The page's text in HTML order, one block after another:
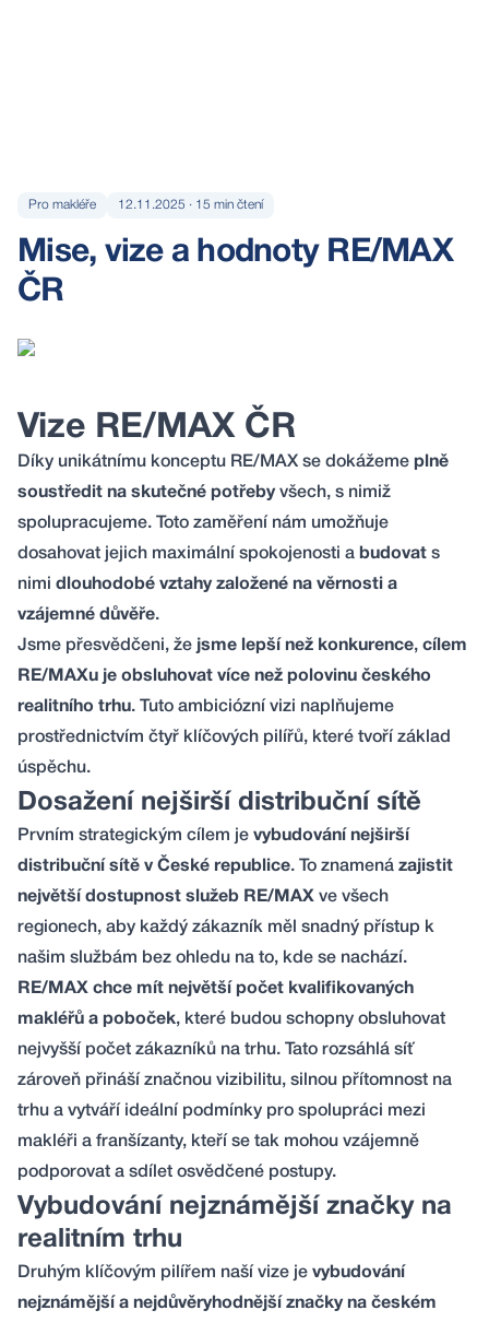
Pro makléře 12.11.2025 · 15 min čtení
Mise, vize a hodnoty RE/MAX
ČR
Vize RE/MAX ČR
Díky unikátnímu konceptu RE/MAX se dokážeme plně
soustředit na skutečné potřeby všech, s nimiž
spolupracujeme. Toto zaměření nám umožňuje
dosahovat jejich maximální spokojenosti a budovat s
nimi dlouhodobé vztahy založené na věrnosti a
vzájemné důvěře.
Jsme přesvědčeni, že jsme lepší než konkurence, cílem
RE/MAXu je obsluhovat více než polovinu českého
realitního trhu. Tuto ambiciózní vizi naplňujeme
prostřednictvím čtyř klíčových pilířů, které tvoří základ
úspěchu.
Dosažení nejširší distribuční sítě
Prvním strategickým cílem je vybudování nejširší
distribuční sítě v České republice. To znamená zajistit
největší dostupnost služeb RE/MAX ve všech
regionech, aby každý zákazník měl snadný přístup k
našim službám bez ohledu na to, kde se nachází.
RE/MAX chce mít největší počet kvalifikovaných
makléřů a poboček, které budou schopny obsluhovat
nejvyšší počet zákazníků na trhu. Tato rozsáhlá síť
zároveň přináší značnou vizibilitu, silnou přítomnost na
trhu a vytváří ideální podmínky pro spolupráci mezi
makléři a franšízanty, kteří se tak mohou vzájemně
podporovat a sdílet osvědčené postupy.
Vybudování nejznámější značky na
realitním trhu
Druhým klíčovým pilířem naší vize je vybudování
nejznámější a nejdůvěryhodnější značky na českém